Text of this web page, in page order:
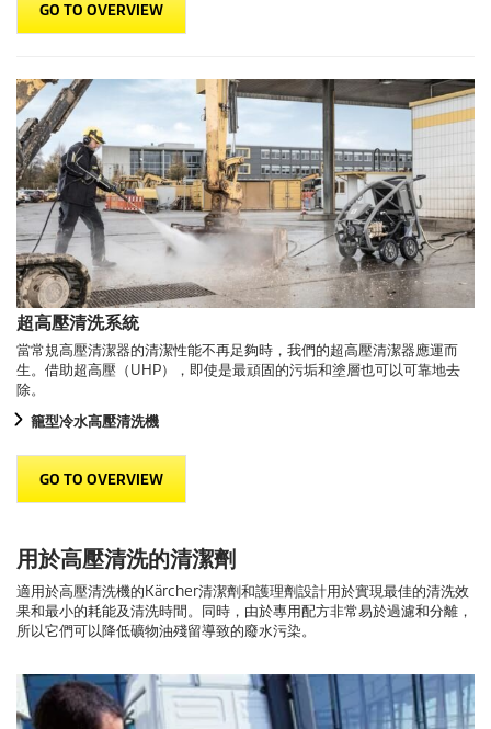
GO TO OVERVIEW
超高壓清洗系統
當常規高壓清潔器的清潔性能不再足夠時，我們的超高壓清潔器應運而
生。借助超高壓（UHP），即使是最頑固的污垢和塗層也可以可靠地去
除。
籠型冷水高壓清洗機
GO TO OVERVIEW
用於高壓清洗的清潔劑
適用於高壓清洗機的Kärcher清潔劑和護理劑設計用於實現最佳的清洗效
果和最小的耗能及清洗時間。同時，由於專用配方非常易於過濾和分離，
所以它們可以降低礦物油殘留導致的廢水污染。